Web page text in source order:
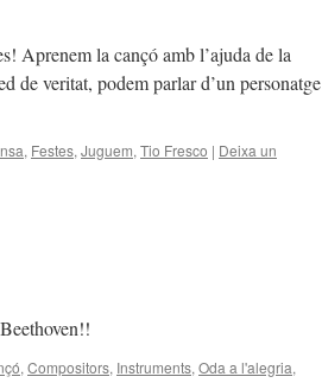
Aprenem la cançó amb l’ajuda de la
veritat, podem parlar d’un personatge
, Festes, Juguem, Tio Fresco | Deixa un
, Compositors, Instruments, Oda a l'alegria,